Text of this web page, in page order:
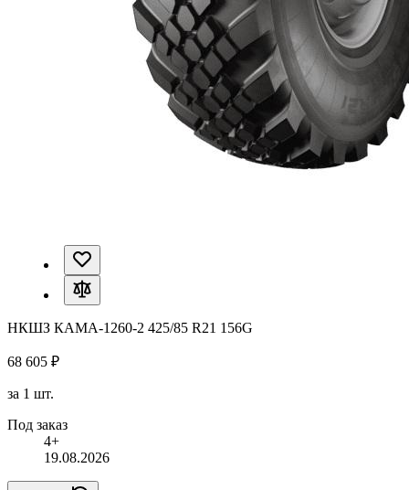
НКШЗ КАМА-1260-2 425/85 R21 156G
68 605 ₽
за 1 шт.
Под заказ
4+
19.08.2026